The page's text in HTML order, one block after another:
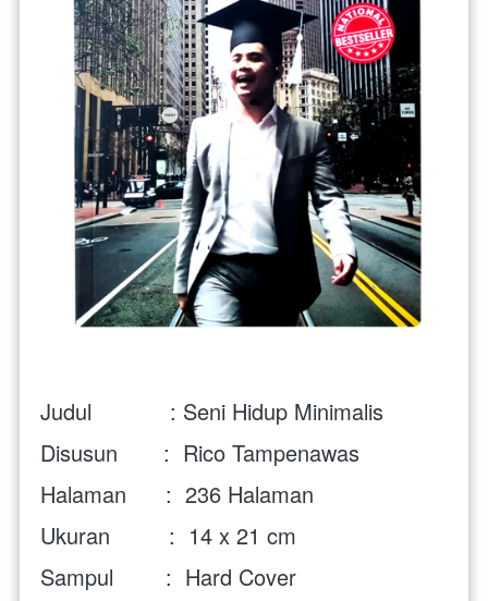
Judul            : Seni Hidup Minimalis
Disusun       : Rico Tampenawas
Halaman      : 236 Halaman
Ukuran         : 14 x 21 cm
Sampul        :  Hard Cover